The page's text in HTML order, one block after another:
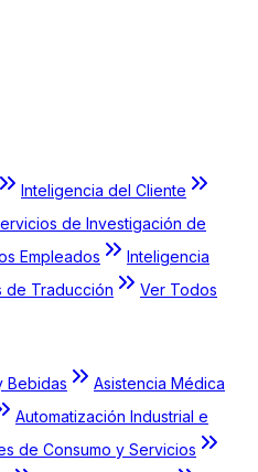
Inteligencia del Cliente
de Investigación de
Empleados
Inteligencia
de Traducción
Ver Todos
Bebidas
Asistencia Médica
Automatización Industrial e
de Consumo y Servicios